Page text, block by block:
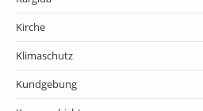
Kirche
Klimaschutz
Kundgebung